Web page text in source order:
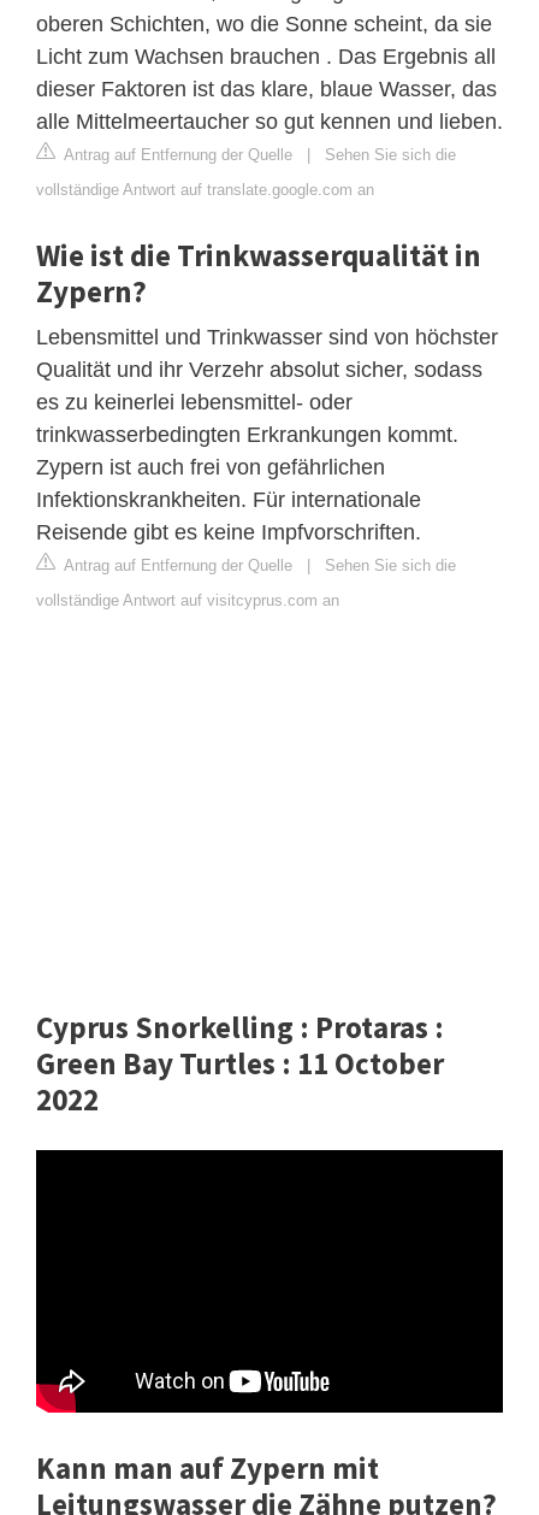
oberen Schichten, wo die Sonne scheint, da sie
Licht zum Wachsen brauchen . Das Ergebnis all
dieser Faktoren ist das klare, blaue Wasser, das
alle Mittelmeertaucher so gut kennen und lieben.
Antrag auf Entfernung der Quelle
Sehen Sie sich die
vollständige Antwort auf translate.google.com an
Wie ist die Trinkwasserqualität in
Zypern?
Lebensmittel und Trinkwasser sind von höchster
Qualität und ihr Verzehr absolut sicher, sodass
es zu keinerlei lebensmittel- oder
trinkwasserbedingten Erkrankungen kommt.
Zypern ist auch frei von gefährlichen
Infektionskrankheiten. Für internationale
Reisende gibt es keine Impfvorschriften.
Antrag auf Entfernung der Quelle
Sehen Sie sich die
vollständige Antwort auf visitcyprus.com an
Cyprus Snorkelling : Protaras :
Green Bay Turtles : 11 October
2022
Kann man auf Zypern mit
Leitungswasser die Zähne putzen?